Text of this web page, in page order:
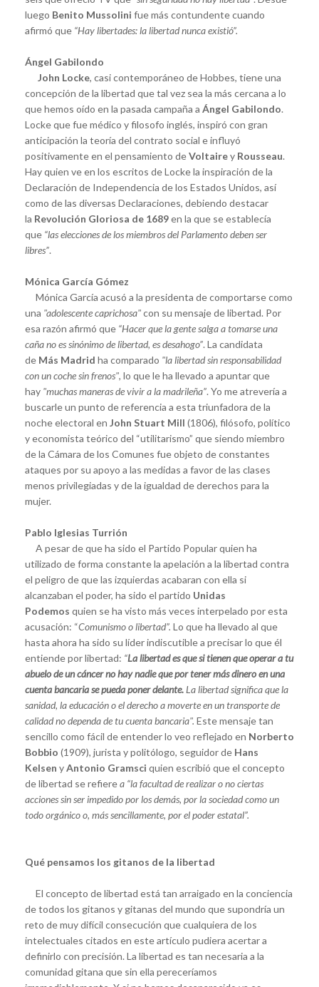
luego Benito Mussolini fue más contundente cuando
afirmó que “Hay libertades: la libertad nunca existió”.
Ángel Gabilondo
John Locke, casi contemporáneo de Hobbes, tiene una
concepción de la libertad que tal vez sea la más cercana a lo
que hemos oído en la pasada campaña a Ángel Gabilondo.
Locke que fue médico y filosofo inglés, inspiró con gran
anticipación la teoría del contrato social e influyó
positivamente en el pensamiento deVoltairey Rousseau.
Hay quien ve en los escritos de Locke la inspiración de la
Declaración de Independencia de los Estados Unidos, así
como de las diversas Declaraciones, debiendo destacar
la Revolución Gloriosa de 1689en la que se establecía
que “las elecciones de los miembros del Parlamento deben ser
libres”.
Mónica García Gómez
Mónica García acusó a la presidenta de comportarse como
una "adolescente caprichosa"con su mensaje de libertad. Por
esa razón afirmó que “Hacer que la gente salga a tomarse una
caña no es sinónimo de libertad, es desahogo”. La candidata
de Más Madrid ha comparado "la libertad sin responsabilidad
con un coche sin frenos", lo que le ha llevado a apuntar que
hay "muchas maneras de vivir a la madrileña”. Yo me atrevería a
buscarle un punto de referencia a esta triunfadora de la
noche electoral en John Stuart Mill (1806), filósofo, político
y economista teórico del “utilitarismo” que siendo miembro
de la Cámara de los Comunes fue objeto de constantes
ataques por su apoyo a las medidas a favor de las clases
menos privilegiadas y de la igualdad de derechos para la
mujer.
Pablo Iglesias Turrión
A pesar de que ha sido el Partido Popular quien ha
utilizado de forma constante la apelación a la libertad contra
el peligro de que las izquierdas acabaran con ella si
alcanzaban el poder, ha sido el partido Unidas
Podemos quien se ha visto más veces interpelado por esta
acusación: “Comunismo o libertad”. Lo que ha llevado al que
hasta ahora ha sido su líder indiscutible a precisar lo que él
entiende por libertad: “La libertad es que si tienen que operar a tu
abuelo de un cáncer no hay nadie que por tener más dinero en una
cuenta bancaria se pueda poner delante. La libertad significa que la
sanidad, la educación o el derecho a moverte en un transporte de
calidad no dependa de tu cuenta bancaria". Este mensaje tan
sencillo como fácil de entender lo veo reflejado en Norberto
Bobbio (1909), jurista y politólogo, seguidor de Hans
Kelsen yAntonio Gramsci quien escribió que el concepto
de libertad se refierea “la facultad de realizar o no ciertas
acciones sin ser impedido por los demás, por la sociedad como un
todo orgánico o, más sencillamente, por el poder estatal”.
Qué pensamos los gitanos de la libertad
El concepto de libertad está tan arraigado en la conciencia
de todos los gitanos y gitanas del mundo que supondría un
reto de muy difícil consecución que cualquiera de los
intelectuales citados en este artículo pudiera acertar a
definirlo con precisión. La libertad es tan necesaria a la
comunidad gitana que sin ella pereceríamos